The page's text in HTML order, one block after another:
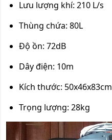
Lưu lượng khí: 210 L/s
Thùng chứa: 80L
Độ ồn: 72dB
Dây điện: 10m
Kích thước: 50x46x83cm
Trọng lượng: 28kg